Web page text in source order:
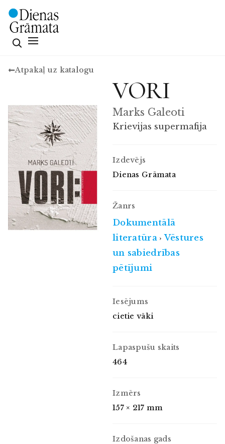
Atpakaļ uz katalogu
VORI
Marks Galeoti
Krievijas supermafija
Izdevējs
Dienas Grāmata
Žanrs
Dokumentālā
literatūra› Vēstures
un sabiedrības
pētījumi
Iesējums
cietie vāki
Lapaspušu skaits
464
Izmērs
157 × 217 mm
Izdošanas gads